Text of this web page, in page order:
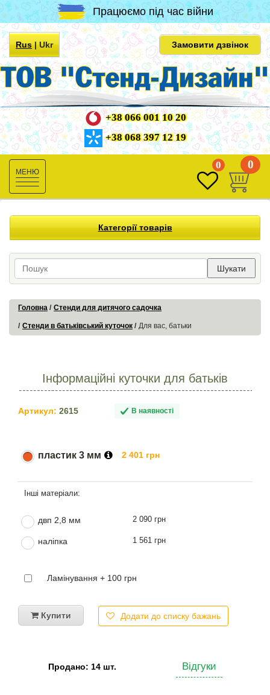
Працюємо під час війни
Rus|Ukr Замовити дзвінок
+38 066 001 10 20
+38 068 397 12 19
Toggle
navigation
0 0
Категорії товарів
Шукати
Головна Стенди для дитячого садочка
Стенди в батьківський куточок Для вас, батьки
Інформаційні куточки для батьків
Артикул: 2615 В наявності
пластик 3 мм 2 401 грн
двп 2,8 мм 2 090 грн
наліпка 1 561 грн
Ламінування + 100 грн
Купити Додати до списку бажань
Продано: 14 шт. Відгуки